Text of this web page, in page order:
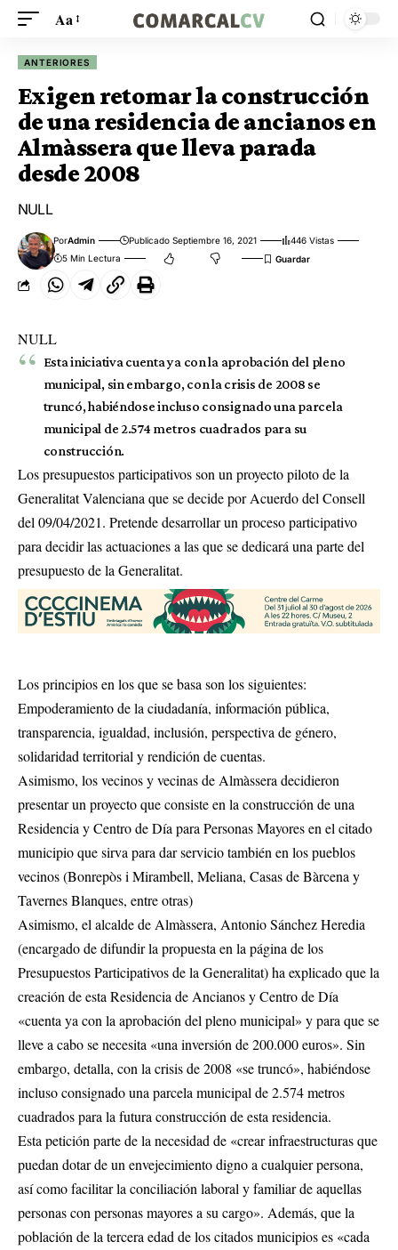
Aa
ANTERIORES
Exigen retomar la construcción
de una residencia de ancianos en
Almàssera que lleva parada
desde 2008
NULL
PorAdmin Publicado Septiembre 16, 2021
446 Vistas
5 Min Lectura
NULL
Esta iniciativa cuenta ya con la aprobación del pleno
municipal, sin embargo, con la crisis de 2008 se
truncó, habiéndose incluso consignado una parcela
municipal de 2.574 metros cuadrados para su
construcción.
Los presupuestos participativos son un proyecto piloto de la
Generalitat Valenciana que se decide por Acuerdo del Consell
del 09/04/2021. Pretende desarrollar un proceso participativo
para decidir las actuaciones a las que se dedicará una parte del
presupuesto de la Generalitat.
Los principios en los que se basa son los siguientes:
Empoderamiento de la ciudadanía, información pública,
transparencia, igualdad, inclusión, perspectiva de género,
solidaridad territorial y rendición de cuentas.
Asimismo, los vecinos y vecinas de Almàssera decidieron
presentar un proyecto que consiste en la construcción de una
Residencia y Centro de Día para Personas Mayores en el citado
municipio que sirva para dar servicio también en los pueblos
vecinos (Bonrepòs i Mirambell, Meliana, Casas de Bàrcena y
Tavernes Blanques, entre otras)
Asimismo, el alcalde de Almàssera, Antonio Sánchez Heredia
(encargado de difundir la propuesta en la página de los
Presupuestos Participativos de la Generalitat) ha explicado que la
creación de esta Residencia de Ancianos y Centro de Día
«cuenta ya con la aprobación del pleno municipal» y para que se
lleve a cabo se necesita «una inversión de 200.000 euros». Sin
embargo, detalla, con la crisis de 2008 «se truncó», habiéndose
incluso consignado una parcela municipal de 2.574 metros
cuadrados para la futura construcción de esta residencia.
Esta petición parte de la necesidad de «crear infraestructuras que
puedan dotar de un envejecimiento digno a cualquier persona,
así como facilitar la conciliación laboral y familiar de aquellas
personas con personas mayores a su cargo». Además, que la
población de la tercera edad de los citados municipios es «cada